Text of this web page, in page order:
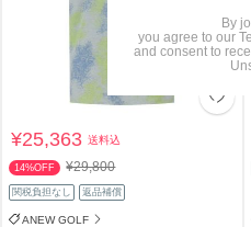
¥25,363送料込
14%OFF ¥29,800
関税負担なし 返品補償
ANEW GOLF